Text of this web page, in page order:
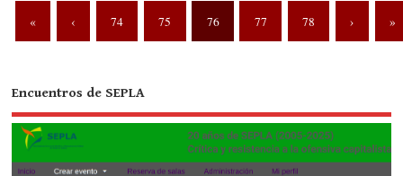
« ‹ 74 75 76 77 78 › »
Encuentros de SEPLA